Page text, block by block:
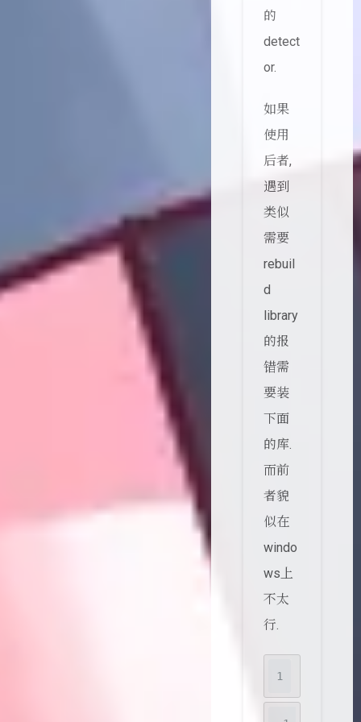
的
detect
or.
如果
使用
后者,
遇到
类似
需要
rebuil
d
library
的报
错需
要装
下面
的库.
而前
者貌
似在
windo
ws上
不太
行.
1